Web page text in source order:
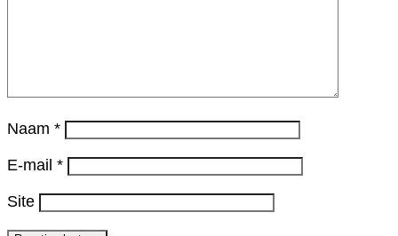
Naam *
E-mail *
Site